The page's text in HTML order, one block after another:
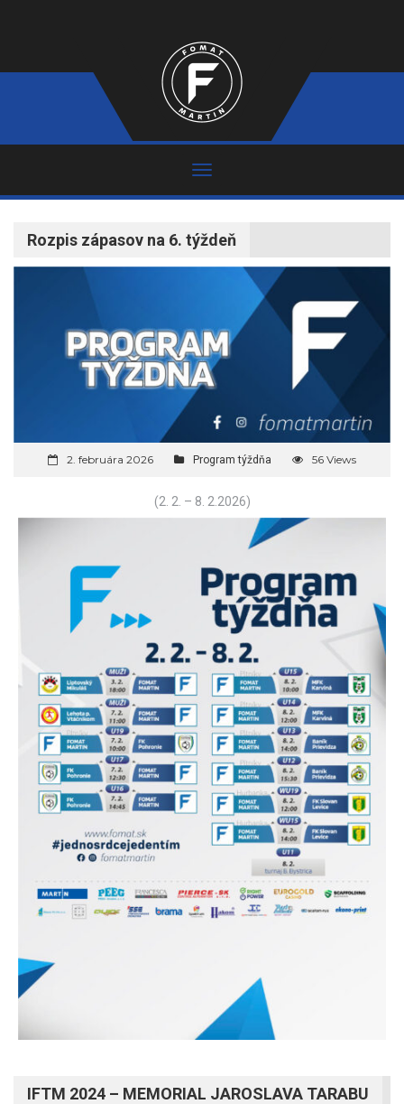
Rozpis zápasov na 6. týždeň
2. februára 2026 Program týždňa 56 Views
(2. 2. – 8. 2.2026)
IFTM 2024 – MEMORIAL JAROSLAVA TARABU